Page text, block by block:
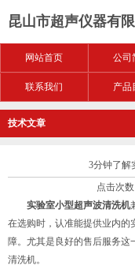
昆山市超声仪器有
网站首页 公司
联系我们 产品
技术文章
3分钟了解
点击次
实验室小型超声波清洗机
在选购时，认准能提供业内的
障。尤其是良好的售后服务
清洗机。